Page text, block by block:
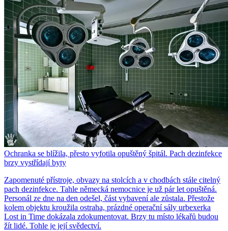
Ochranka se blížila, přesto vyfotila opuštěný špitál. Pach dezinfekce
brzy vystřídají byty
Zapomenuté přístroje, obvazy na stolcích a v chodbách stále citelný
pach dezinfekce. Tahle německá nemocnice je už pár let opuštěná.
Personál ze dne na den odešel, část vybavení ale zůstala. Přestože
kolem objektu kroužila ostraha, prázdné operační sály urbexerka
Lost in Time dokázala zdokumentovat. Brzy tu místo lékařů budou
žít lidé. Tohle je její svědectví.